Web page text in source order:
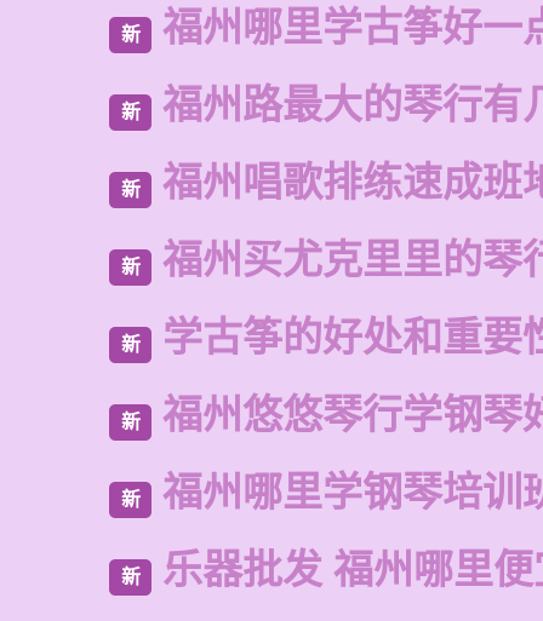
新 福州哪里学古筝好一
新 福州路最大的琴行有
新 福州唱歌排练速成班
新 福州买尤克里里的琴
新 学古筝的好处和重要
新 福州悠悠琴行学钢琴
新 福州哪里学钢琴培训
新 乐器批发 福州哪里便